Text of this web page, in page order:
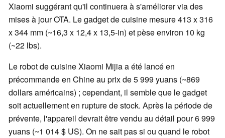
Xiaomi suggérant qu'il continuera à s'améliorer via des
mises à jour OTA. Le gadget de cuisine mesure 413 x 316
x 344 mm (~16,3 x 12,4 x 13,5-in) et pèse environ 10 kg
(~22 lbs).
Le robot de cuisine Xiaomi Mijia a été lancé en
précommande en Chine au prix de 5 999 yuans (~869
dollars américains) ; cependant, il semble que le gadget
soit actuellement en rupture de stock. Après la période de
prévente, l'appareil devrait être vendu au détail pour 6 999
yuans (~1 014 $ US). On ne sait pas si ou quand le robot